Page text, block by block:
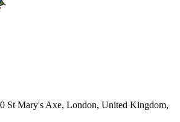
St Mary's Axe, London, United Kingdom,